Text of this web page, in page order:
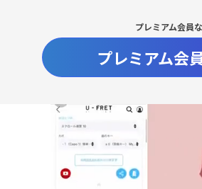
プレミアム会員な
プレミアム会